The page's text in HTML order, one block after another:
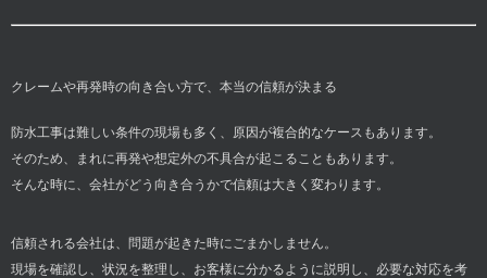
クレームや再発時の向き合い方で、本当の信頼が決まる
防水工事は難しい条件の現場も多く、原因が複合的なケースもあります。
そのため、まれに再発や想定外の不具合が起こることもあります。
そんな時に、会社がどう向き合うかで信頼は大きく変わります。
信頼される会社は、問題が起きた時にごまかしません。
現場を確認し、状況を整理し、お客様に分かるように説明し、必要な対応を考